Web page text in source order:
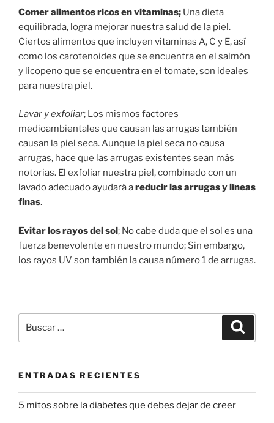
Comer alimentos ricos en vitaminas; Una dieta
equilibrada, logra mejorar nuestra salud de la piel.
Ciertos alimentos que incluyen vitaminas A, C y E, así
como los carotenoides que se encuentra en el salmón
y licopeno que se encuentra en el tomate, son ideales
para nuestra piel.
Lavar y exfoliar; Los mismos factores
medioambientales que causan las arrugas también
causan la piel seca. Aunque la piel seca no causa
arrugas, hace que las arrugas existentes sean más
notorias. El exfoliar nuestra piel, combinado con un
lavado adecuado ayudará areducir las arrugas y líneas
finas.
Evitar los rayos del sol; No cabe duda que el sol es una
fuerza benevolente en nuestro mundo; Sin embargo,
los rayos UV son también la causa número 1 de arrugas.
por:
ENTRADAS RECIENTES
5 mitos sobre la diabetes que debes dejar de creer